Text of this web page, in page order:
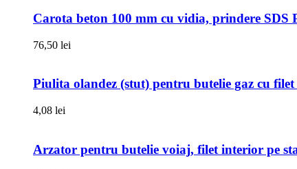
Carota beton 100 mm cu vidia, prindere
76,50 lei
Piulita olandez (stut) pentru butelie gaz cu filet
4,08 lei
Arzator pentru butelie voiaj, filet interior pe